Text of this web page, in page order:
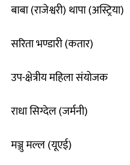
बाबा (राजेश्वरी) थापा (अस्ट्रिया)
सरिता भण्डारी (कतार)
उप-क्षेत्रीय महिला संयोजक
राधा सिग्देल (जर्मनी)
मञ्जु मल्ल (यूएई)